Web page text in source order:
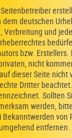
deutschen
und
bzw. Erstellers.
nicht
dieser Seite nicht
Dritter
Sollten
werden,
von
entfernen.